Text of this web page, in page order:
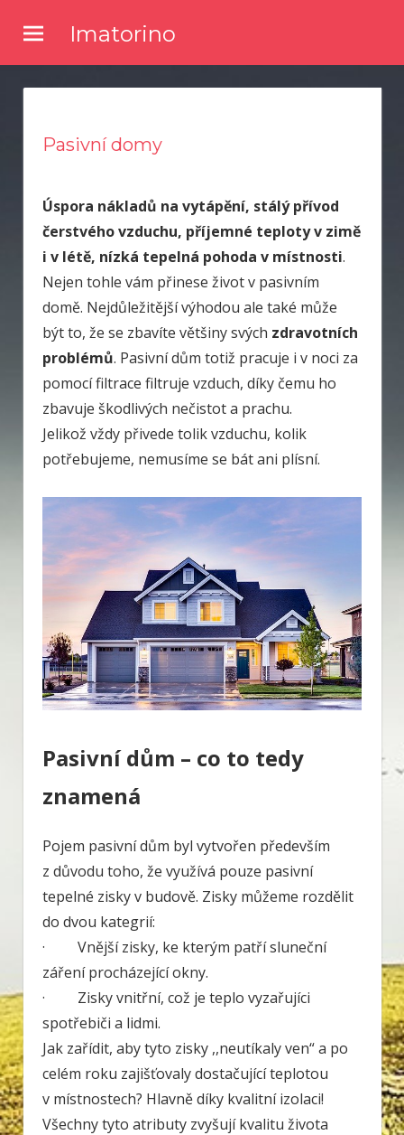
content
Imatorino
Pasivní domy
Úspora nákladů na vytápění, stálý přívod
čerstvého vzduchu, příjemné teploty v zimě
i v létě, nízká tepelná pohoda v místnosti.
Nejen tohle vám přinese život v pasivním
domě. Nejdůležitější výhodou ale také může
být to, že se zbavíte většiny svých zdravotních
problémů. Pasivní dům totiž pracuje i v noci za
pomocí filtrace filtruje vzduch, díky čemu ho
zbavuje škodlivých nečistot a prachu.
Jelikož vždy přivede tolik vzduchu, kolik
potřebujeme, nemusíme se bát ani plísní.
Pasivní dům – co to tedy
znamená
Pojem pasivní dům byl vytvořen především
z důvodu toho, že využívá pouze pasivní
tepelné zisky v budově. Zisky můžeme rozdělit
do dvou kategrií:
· Vnější zisky, ke kterým patří sluneční
záření procházející okny.
· Zisky vnitřní, což je teplo vyzařujíci
spotřebiči a lidmi.
Jak zařídit, aby tyto zisky ,,neutíkaly ven“ a po
celém roku zajišťovaly dostačující teplotou
v místnostech? Hlavně díky kvalitní izolaci!
Všechny tyto atributy zvyšují kvalitu života